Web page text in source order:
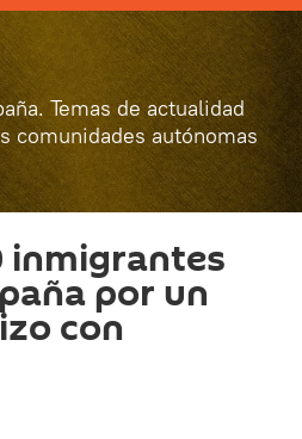
Temas de actualidad
comunidades autónomas
inmigrantes
por un
con